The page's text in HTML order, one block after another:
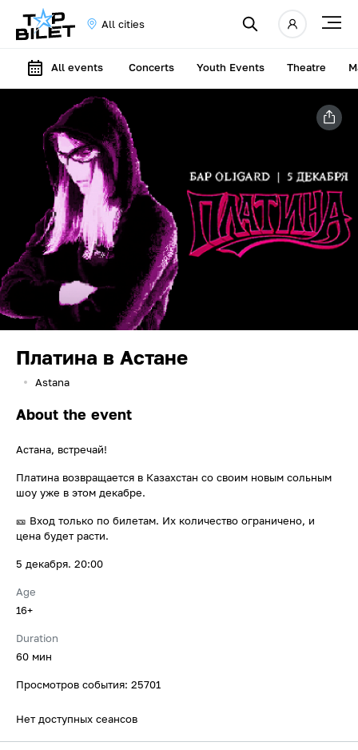
All cities
All events Concerts Youth Events Theatre
Платина в Астане
Astana
About the event
Астана, встречай!
Платина возвращается в Казахстан со своим новым сольным
шоу уже в этом декабре.
🎫 Вход только по билетам. Их количество ограничено, и
цена будет расти.
5 декабря. 20:00
Age
16+
Duration
60 мин
Просмотров события: 25701
Нет доступных сеансов